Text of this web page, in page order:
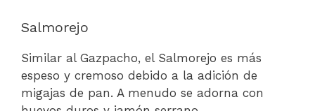
Salmorejo
Similar al Gazpacho, el Salmorejo es más
espeso y cremoso debido a la adición de
migajas de pan. A menudo se adorna con